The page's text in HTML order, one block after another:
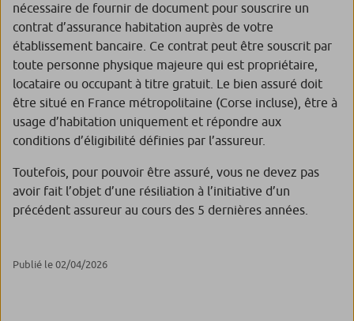
nécessaire de fournir de document pour souscrire un
contrat d’assurance habitation auprès de votre
établissement bancaire. Ce contrat peut être souscrit par
toute personne physique majeure qui est propriétaire,
locataire ou occupant à titre gratuit. Le bien assuré doit
être situé en France métropolitaine (Corse incluse), être à
usage d’habitation uniquement et répondre aux
conditions d’éligibilité définies par l’assureur.
Toutefois, pour pouvoir être assuré, vous ne devez pas
avoir fait l’objet d’une résiliation à l’initiative d’un
précédent assureur au cours des 5 dernières années.
Publié le 02/04/2026